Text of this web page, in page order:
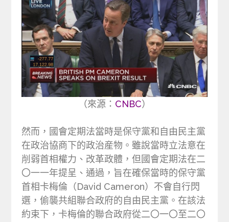
（來源： CNBC）
然而，國會定期法當時是保守黨和自由民主黨
在政治協商下的政治産物。雖說當時立法意在
削弱首相權力、改革政體，但國會定期法在二
〇一一年提呈、通過，旨在確保當時的保守黨
首相卡梅倫（David Cameron）不會自行閃
選，偷襲共組聯合政府的自由民主黨。在該法
約束下，卡梅倫的聯合政府從二〇一〇至二〇